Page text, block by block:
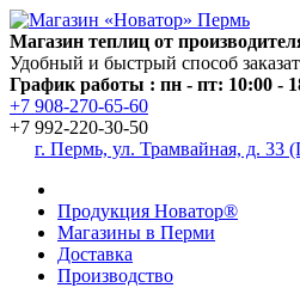
Магазин теплиц от
Удобный и быстрый способ
График работы : пн - пт: 10:00 -
+7 908-270-65-60
+7 992-220-30-50
г. Пермь, ул. Трамвайная, д. 33
Продукция Новатор®
Магазины в Перми
Доставка
Производство